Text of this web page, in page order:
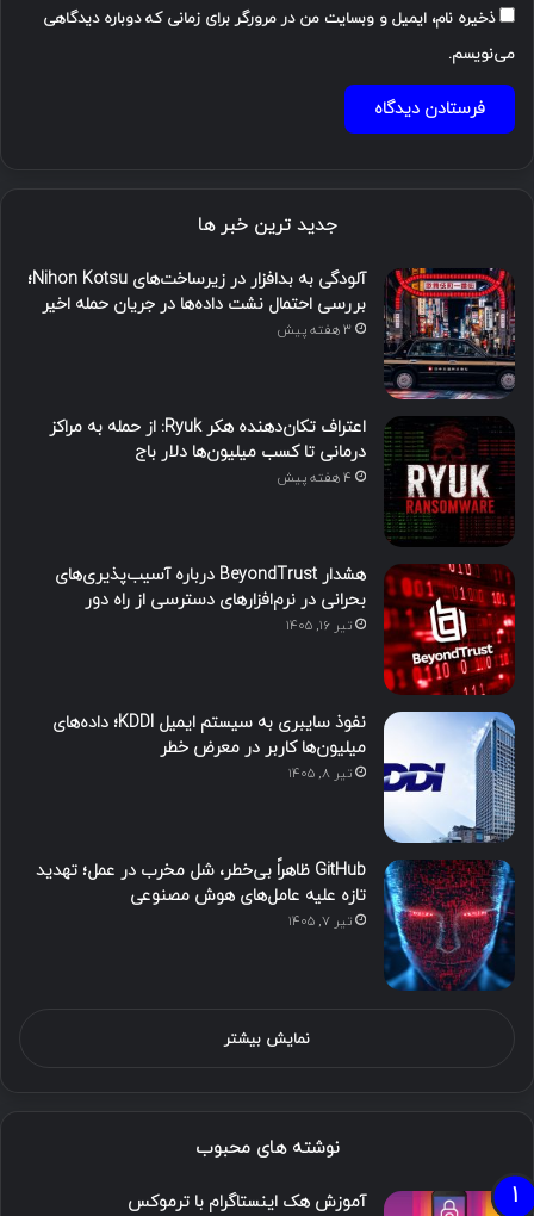
ذخیره نام، ایمیل و وبسایت من در مرورگر برای زمانی که دوباره دیدگاهی
می‌نویسم.
جدید ترین خبر ها
آلودگی به بدافزار در زیرساخت‌های Nihon Kotsu؛
بررسی احتمال نشت داده‌ها در جریان حمله اخیر
3 هفته پیش
اعتراف تکان‌دهنده هکر Ryuk: از حمله به مراکز
درمانی تا کسب میلیون‌ها دلار باج
4 هفته پیش
هشدار BeyondTrust درباره آسیب‌پذیری‌های
بحرانی در نرم‌افزارهای دسترسی از راه دور
تیر ۱۶, ۱۴۰۵
نفوذ سایبری به سیستم ایمیل KDDI؛ داده‌های
میلیون‌ها کاربر در معرض خطر
تیر ۸, ۱۴۰۵
GitHub ظاهراً بی‌خطر، شل مخرب در عمل؛ تهدید
تازه علیه عامل‌های هوش مصنوعی
تیر ۷, ۱۴۰۵
نمایش بیشتر
نوشته های محبوب
آموزش هک اینستاگرام با ترموکس